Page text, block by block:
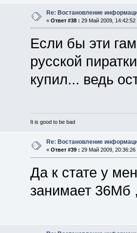
Re: Востановление
« Ответ #38 : 29 Май 2009, 14:42:52
Если бы эти
русской
купил... ведь
It is good to be bad
Re: Востановление
« Ответ #39 : 29 Май 2009, 20:36:26
Да к стате у
занимает 36Мб